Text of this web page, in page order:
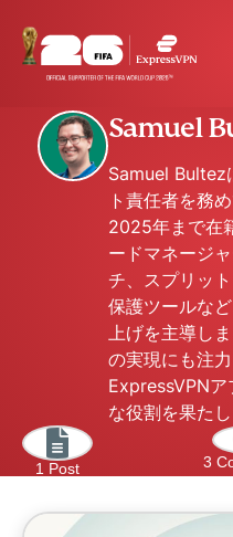
Samuel
Samuel Bultez
ト責任者を務
2025年まで在
ードマネージ
チ、スプリッ
保護ツールな
上げを主導し
の実現にも注
ExpressVPN
な役割を果たし
1 Post 3